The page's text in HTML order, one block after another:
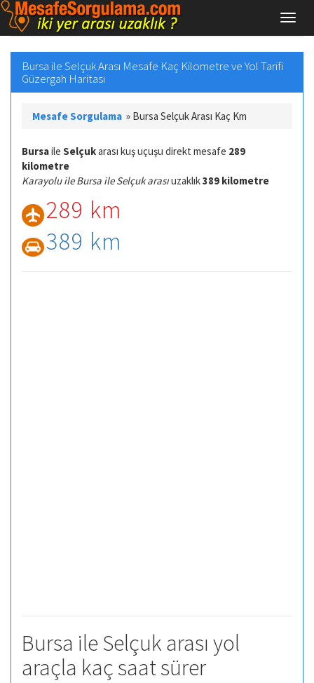
Bursa ile Selçuk Arası Mesafe Kaç Kilometre ve Yol Tarifi
Güzergah Haritası
Mesafe Sorgulama » Bursa Selçuk Arası Kaç Km
Bursaile Selçukarası kuş uçuşu direkt mesafe 289
kilometre
Karayolu ile Bursa ile Selçuk arasıuzaklık389 kilometre
289 km
389 km
Bursa ile Selçuk arası yol
araçla kaç saat sürer